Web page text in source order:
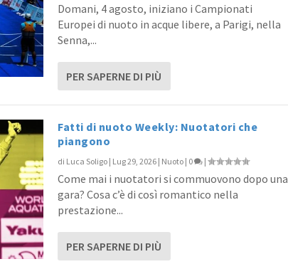
Domani, 4 agosto, iniziano i Campionati
Europei di nuoto in acque libere, a Parigi, nella
Senna,...
PER SAPERNE DI PIÙ
Fatti di nuoto Weekly: Nuotatori che
piangono
di Luca Soligo | Lug 29, 2026 | Nuoto | 0 |
Come mai i nuotatori si commuovono dopo una
gara? Cosa c’è di così romantico nella
prestazione...
PER SAPERNE DI PIÙ